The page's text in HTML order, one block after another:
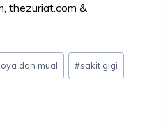
thezuriat.com &
loya dan mual #sakit gigi